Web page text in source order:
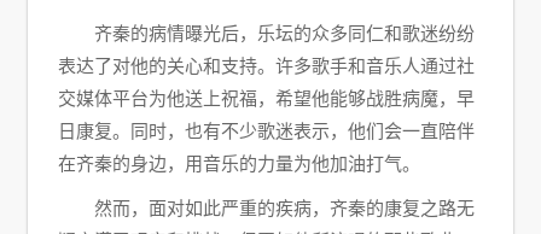
齐秦的病情曝光后，乐坛的众多同仁和歌迷纷纷
表达了对他的关心和支持。许多歌手和音乐人通过社
交媒体平台为他送上祝福，希望他能够战胜病魔，早
日康复。同时，也有不少歌迷表示，他们会一直陪伴
在齐秦的身边，用音乐的力量为他加油打气。
然而，面对如此严重的疾病，齐秦的康复之路无